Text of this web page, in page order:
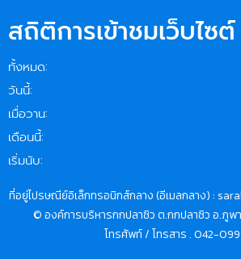
สถิติการเข้าชมเว็บไซต์
ทั้งหมด:
วันนี้:
เมื่อวาน:
เดือนนี้:
เริ่มนับ:
ที่อยู่ไปรษณีย์อิเล็กทรอนิกส์กลาง (อีเมลกลาง) :
© องค์การบริหารกกปลาซิว ต.กกปลาซิว อ.ภูพ
โทรศัพท์ / โทรสาร . 042-